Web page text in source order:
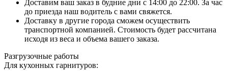
Доставим ваш заказ в будние дни с 14:00 до 22:00. За час
до приезда наш водитель с вами свяжется.
Доставку в другие города сможем осуществить
транспортной компанией. Стоимость будет рассчитана
исходя из веса и объема вашего заказа.
Разгрузочные работы
Для кухонных гарнитуров: